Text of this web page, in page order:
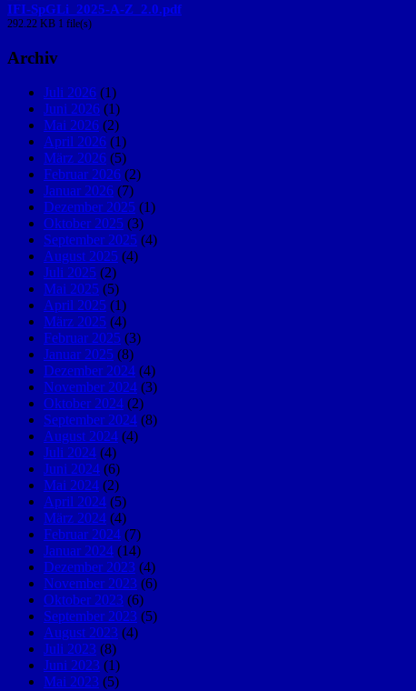
IFI-SpGLi_2025-A-Z_2.0.pdf
292.22 KB 1 file(s)
Archiv
Juli 2026 (1)
Juni 2026 (1)
Mai 2026 (2)
April 2026 (1)
März 2026 (5)
Februar 2026 (2)
Januar 2026 (7)
Dezember 2025 (1)
Oktober 2025 (3)
September 2025 (4)
August 2025 (4)
Juli 2025 (2)
Mai 2025 (5)
April 2025 (1)
März 2025 (4)
Februar 2025 (3)
Januar 2025 (8)
Dezember 2024 (4)
November 2024 (3)
Oktober 2024 (2)
September 2024 (8)
August 2024 (4)
Juli 2024 (4)
Juni 2024 (6)
Mai 2024 (2)
April 2024 (5)
März 2024 (4)
Februar 2024 (7)
Januar 2024 (14)
Dezember 2023 (4)
November 2023 (6)
Oktober 2023 (6)
September 2023 (5)
August 2023 (4)
Juli 2023 (8)
Juni 2023 (1)
Mai 2023 (5)